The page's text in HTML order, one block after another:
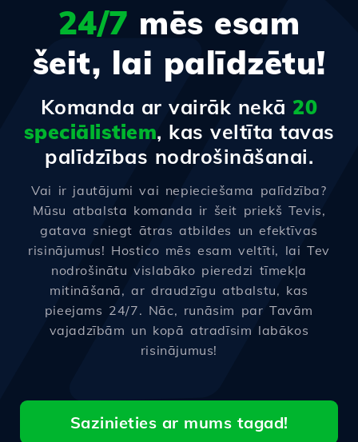
24/7 mēs esam
šeit, lai palīdzētu!
Komanda ar vairāk nekā 20
speciālistiem, kas veltīta tavas
palīdzības nodrošināšanai.
Vai ir jautājumi vai nepieciešama palīdzība?
Mūsu atbalsta komanda ir šeit priekš Tevis,
gatava sniegt ātras atbildes un efektīvas
risinājumus! Hostico mēs esam veltīti, lai Tev
nodrošinātu vislabāko pieredzi tīmekļa
mitināšanā, ar draudzīgu atbalstu, kas
pieejams 24/7. Nāc, runāsim par Tavām
vajadzībām un kopā atradīsim labākos
risinājumus!
Sazinieties ar mums tagad!